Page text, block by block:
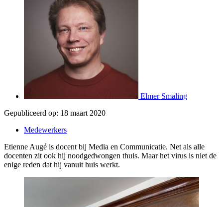
Elmer Smaling
Gepubliceerd op: 18 maart 2020
Medewerkers
Etienne Augé is docent bij Media en Communicatie. Net als alle
docenten zit ook hij noodgedwongen thuis. Maar het virus is niet de
enige reden dat hij vanuit huis werkt.